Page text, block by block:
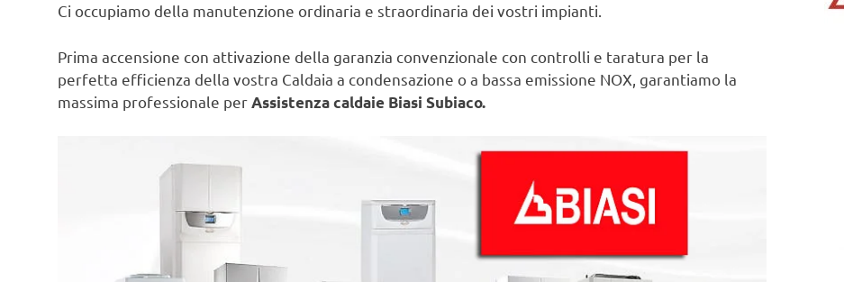
Ci occupiamo della manutenzione ordinaria e straordinaria dei vostri impianti.
Prima accensione con attivazione della garanzia convenzionale con controlli e taratura per la
perfetta efficienza della vostra Caldaia a condensazione o a bassa emissione NOX, garantiamo la
massima professionale perAssistenza caldaie Biasi Subiaco.